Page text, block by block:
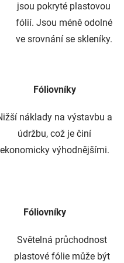
jsou pokryté plastovou
fólií. Jsou méně odolné
ve srovnání se skleníky.
Fóliovníky
náklady na výstavbu a
údržbu, což je činí
ekonomicky výhodnějšími.
Fóliovníky
Světelná průchodnost
plastové fólie může být